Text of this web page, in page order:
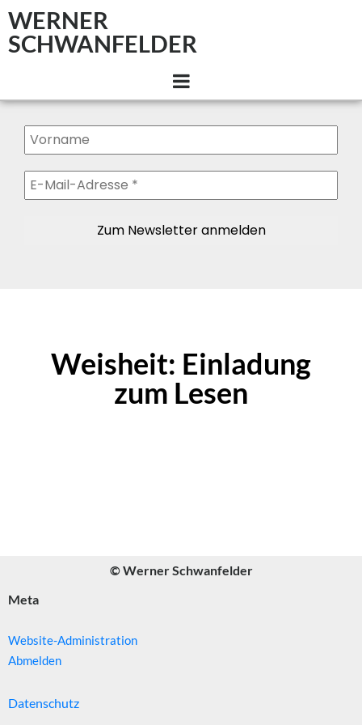
WERNER
SCHWANFELDER
Weisheit: Einladung
zum Lesen
© Werner Schwanfelder
Meta
Website-Administration
Abmelden
Datenschutz